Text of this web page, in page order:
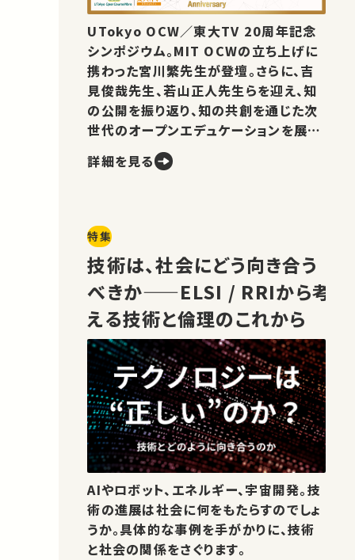
UTokyo OCW／東大TV 20周年記念
シンポジウム。MIT OCWの立ち上げに
携わった宮川繁先生が登壇。さらに、吉
見俊哉先生、若山正人先生らを迎え、知
の公開を振り返り、知の共創を通じた次
世代のオープンエデュケーションを展望
詳細を見る
特集
技術は、社会にどう向き合う
べきか——ELSI / RRIから考
える技術と倫理のこれから
AIやロボット、エネルギー、宇宙開発。技
術の進展は社会に何をもたらすのでしょ
うか。具体的な事例を手がかりに、技術
と社会の関係をさぐります。